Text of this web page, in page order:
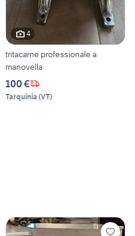
4
tritacarne professionale a
manovella
100 €
Tarquinia (VT)